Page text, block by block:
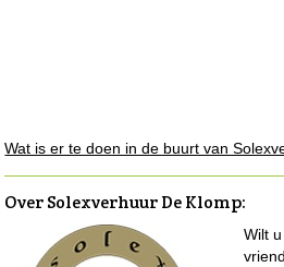
Wat is er te doen in de buurt van
Over Solexverhuur De Klomp:
Wilt